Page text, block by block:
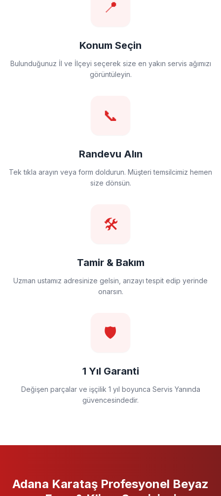
📍
Konum Seçin
Bulunduğunuz İl ve İlçeyi seçerek size en yakın servis ağımızı
görüntüleyin.
📞
Randevu Alın
Tek tıkla arayın veya form doldurun. Müşteri temsilcimiz hemen
size dönsün.
🛠️
Tamir & Bakım
Uzman ustamız adresinize gelsin, arızayı tespit edip yerinde
onarsın.
🛡️
1 Yıl Garanti
Değişen parçalar ve işçilik 1 yıl boyunca Servis Yanında
güvencesindedir.
Adana Karataş Profesyonel Beyaz